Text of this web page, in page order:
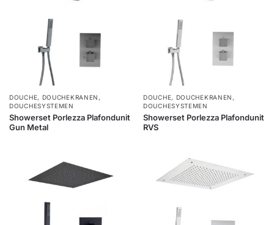
DOUCHE, DOUCHEKRANEN ,
DOUCHESYSTEMEN
Showerset Porlezza Plafondunit
Gun Metal
DOUCHE, DOUCHEKRANEN ,
DOUCHESYSTEMEN
Showerset Porlezza Plafondunit
RVS